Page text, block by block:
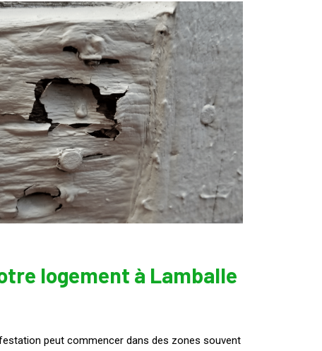
logement à Lamballe
peut commencer dans des zones souvent